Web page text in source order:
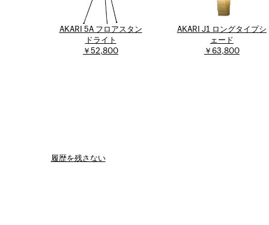
AKARI 5A フロアスタン
ドライト
￥52,800
AKARI J1 ロングタイプシ
ェード
￥63,800
履歴を残さない